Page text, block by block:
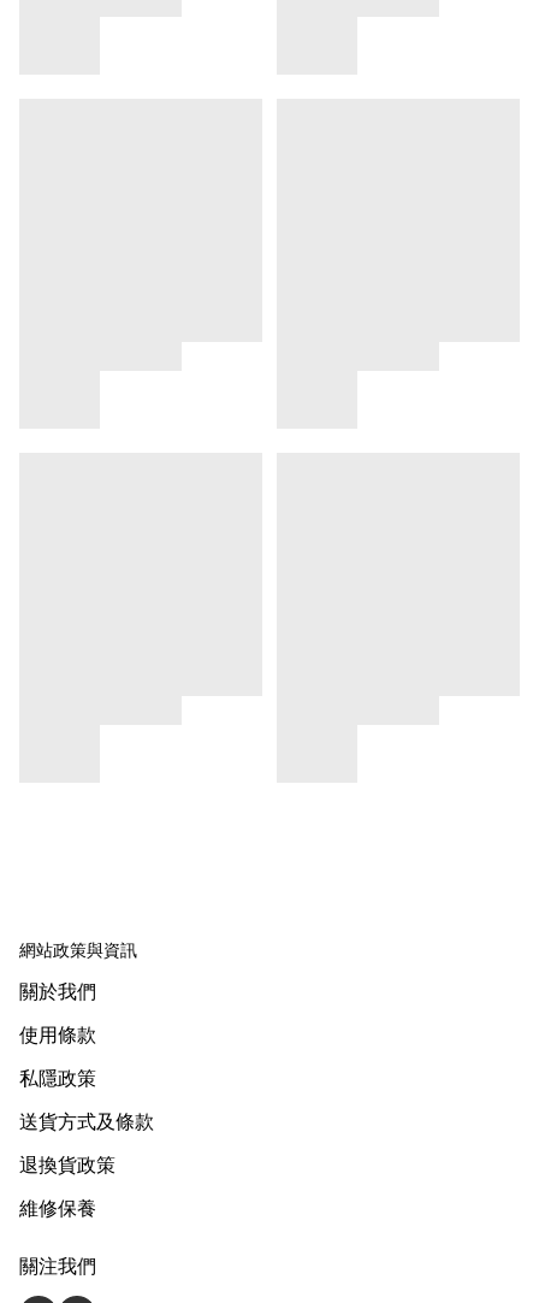
網站政策與資訊
關於我們
使用條款
私隱政策
送貨方式及條款
退換貨政策
維修保養
關注我們